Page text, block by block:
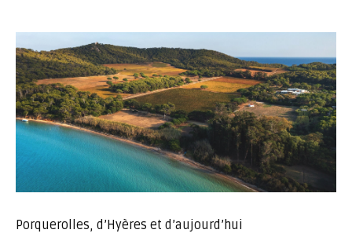
Porquerolles, d’Hyères et d’aujourd’hui